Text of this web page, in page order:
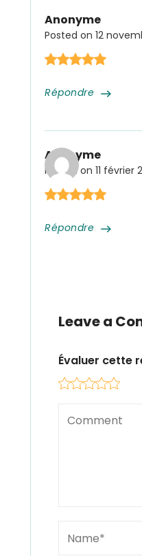
Anonyme
Posted on 12
Répondre
Anonyme
Posted on 11 février
Répondre
Leave a
Évaluer cette